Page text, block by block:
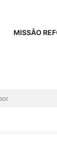
MISSÃO